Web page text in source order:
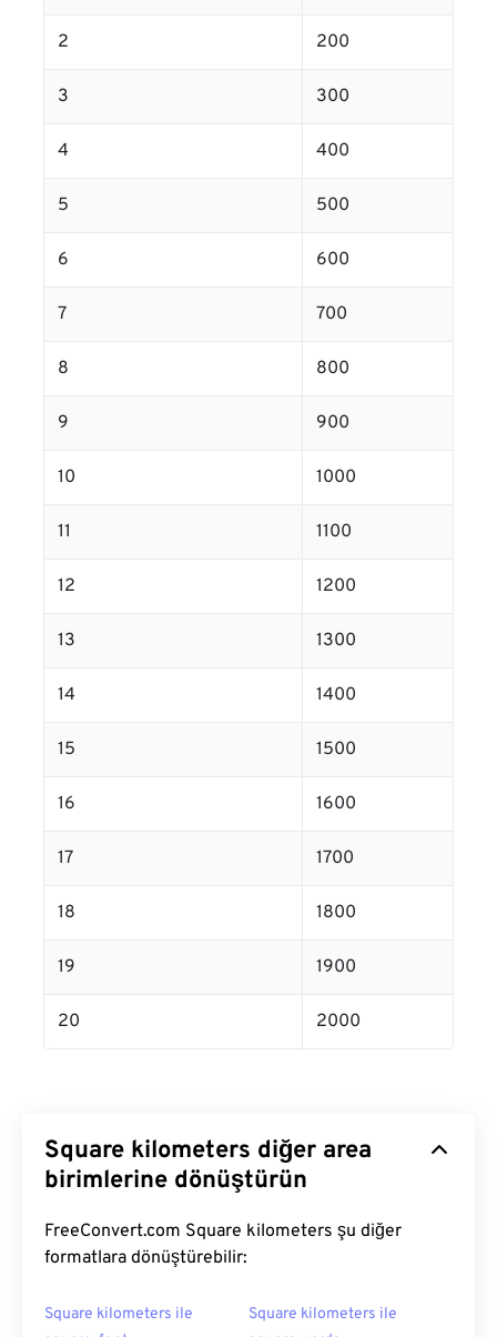
2 200
3 300
4 400
5 500
6 600
7 700
8 800
9 900
10 1000
11 1100
12 1200
13 1300
14 1400
15 1500
16 1600
17 1700
18 1800
19 1900
20 2000
Square kilometers diğer area
birimlerine dönüştürün
FreeConvert.com Square kilometers şu diğer
formatlara dönüştürebilir:
Square kilometers ile
Square kilometers ile